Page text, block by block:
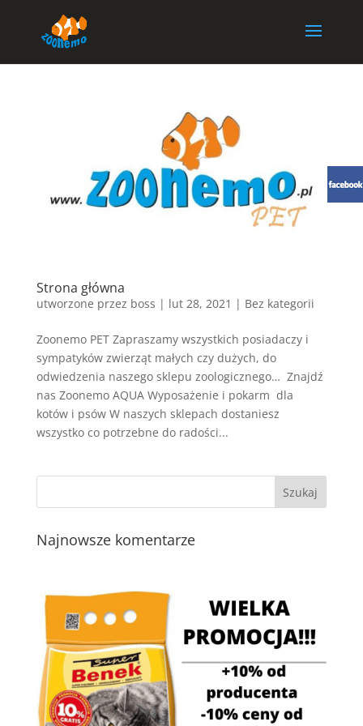
Strona główna
utworzone przez boss | lut 28, 2021 | Bez kategorii
Zoonemo PET Zapraszamy wszystkich posiadaczy i
sympatyków zwierząt małych czy dużych, do
odwiedzenia naszego sklepu zoologicznego… Znajdź
nas Zoonemo AQUA Wyposażenie i pokarm dla
kotów i psów W naszych sklepach dostaniesz
wszystko co potrzebne do radości...
Najnowsze komentarze